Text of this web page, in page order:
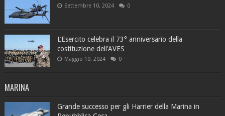
Settembre 10, 2024 0
L’Esercito celebra il 73° anniversario della
costituzione dell'AVES
Maggio 10, 2024 0
MARINA
Grande successo per gli Harrier della Marina in